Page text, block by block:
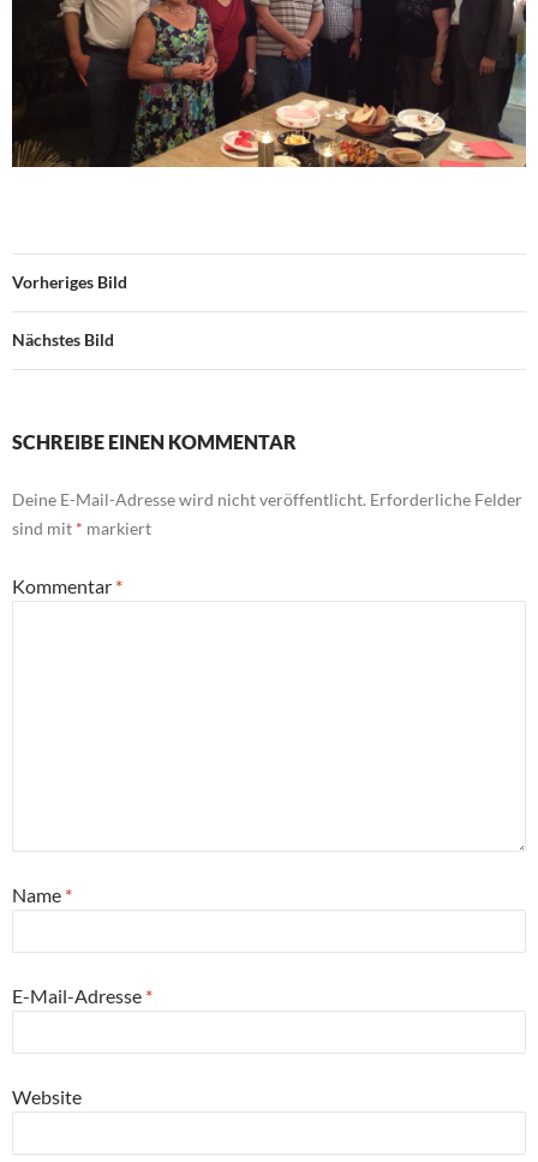
Vorheriges Bild
Nächstes Bild
SCHREIBE EINEN KOMMENTAR
Deine E-Mail-Adresse wird nicht veröffentlicht. Erforderliche Felder
sind mit * markiert
Kommentar *
Name *
E-Mail-Adresse *
Website